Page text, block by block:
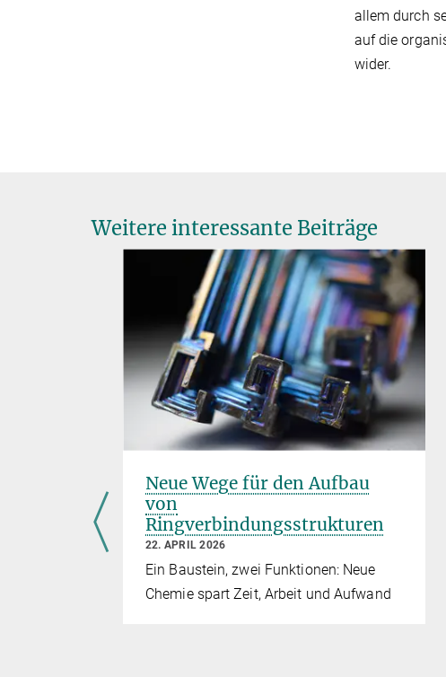
allem durch
auf die
wider.
Weitere interessante Beiträge
Neue Wege für den Aufbau
von
Ringverbindungsstrukturen
22. APRIL 2026
Ein Baustein, zwei Funktionen: Neue
Chemie spart Zeit, Arbeit und Aufwand